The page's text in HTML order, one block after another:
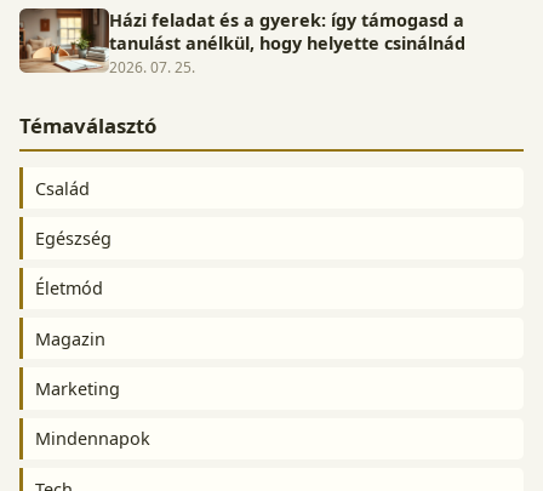
Házi feladat és a gyerek: így támogasd a
tanulást anélkül, hogy helyette csinálnád
2026. 07. 25.
Témaválasztó
Család
Egészség
Életmód
Magazin
Marketing
Mindennapok